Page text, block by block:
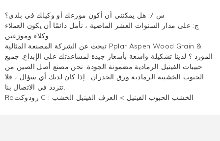
س 7: هل يمكنني أن أكون موزعك أو وكيلك في بلدي؟
ج: على مدار السنوات العشر الماضية ، نأمل دائمًا أن يكون العملاء
وكلاء وموزعين.
تبحث عن الشركة المصنعة المثالية Pplar Aspen Wood Grain &
المورد ؟ لدينا تشكيلة واسعة بأسعار جيدة لمساعدتك على الإبداع. جميع
حبيبات الفينيل الرمادية مضمونة الجودة. نحن مصنع أصل الصين من
الحبوب الخشبية الرمادية ورق الجدران . إذا كان لديك أي سؤال ، فلا
تتردد في الاتصال بنا.
Roرودوكت C :
الخشب الحبوب الفينيل > العرف الفينيل الخشب